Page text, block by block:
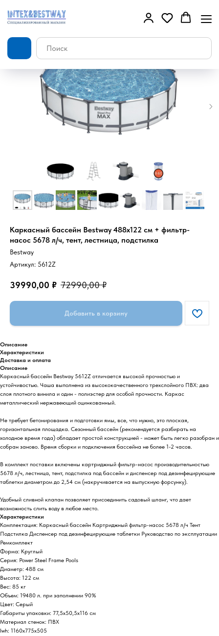
Каркасный бассейн Bestway 488х122 см + фильтр-
насос 5678 л/ч, тент, лестница, подстилка
Bestway
Артикул: 5612Z
39990,00 ₽ 72990,00 ₽
Добавить в корзину
Описание
Характеристики
Доставка и оплата
Описание
Каркасный бассейн Bestway 5612Z отличается высокой прочностью и
устойчивостью. Чаша выполнена из высококачественного трехслойного ПВХ: два
слоя плотного винила и один - полиэстер для особой прочности. Каркас
металлический нержавеющий оцинкованный.
Не требует бетонирования и подготовки ямы, все, что нужно, это плоская,
горизонтальная площадка. Сезонный бассейн (рекомендуется разбирать на
холодное время года) обладает простой конструкцией - может быть легко разобран и
собран заново. Время сборки и подключения бассейна не более 1-2 часов.
В комплект поставки включены картриджный фильтр-насос производительностью
5678 л/ч, лестница, тент, подстилка под бассейн и диспенсер под дезинфецирующие
таблетки диаметром до 2,54 см (накручивается на выпускную форсунку).
Удобный сливной клапан позволяет присоединить садовый шланг, что дает
возможность слить воду в любое место.
Характеристики
Комплектация: Каркасный бассейн Картриджный фильтр-насос 5678 л/ч Тент
Подстилка Диспенсер под дезинфецирующие таблетки Руководство по эксплуатации
Ремкомплект
Форма: Круглый
Серия: Power Steel Frame Pools
Диаметр: 488 см
Высота: 122 см
Вес: 85 кг
Объем: 19480 л. при заполнении 90%
Цвет: Серый
Габариты упаковки: 77,5х50,5х116 см
Материал стенок: ПВХ
lwh: 1160x775x505